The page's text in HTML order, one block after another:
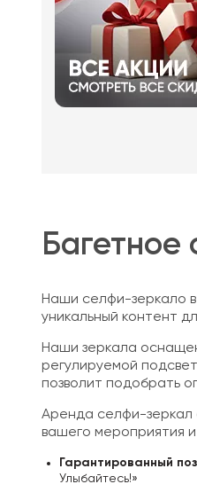
Наши селфи-зеркало
уникальный контент
Наши зеркала
регулируемой
позволит подобрать
Аренда селфи-зеркал
вашего мероприятия и
Гарантированный
Улыбайтесь!»